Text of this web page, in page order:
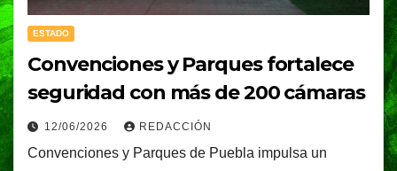
ESTADO
Convenciones y Parques fortalece
seguridad con más de 200 cámaras
12/06/2026 REDACCIÓN
Convenciones y Parques de Puebla impulsa un